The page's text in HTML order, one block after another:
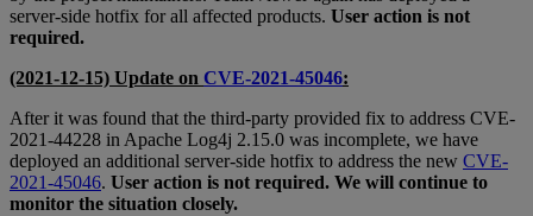
server-side hotfix for all affected products. User action is not
required.
(2021-12-15) Update on CVE-2021-45046:
After it was found that the third-party provided fix to address CVE-
2021-44228 in Apache Log4j 2.15.0 was incomplete, we have
deployed an additional server-side hotfix to address the new CVE-
2021-45046. User action is not required. We will continue to
monitor the situation closely.